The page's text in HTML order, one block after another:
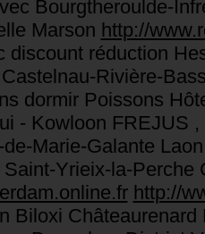
Bourgtheroulde-
Marson http://
discount réduction
Rivière-
dormir Poissons
- Kowloon FREJUS
Marie-Galante
Yrieix-la-
http://
Biloxi